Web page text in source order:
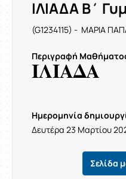
ΙΛΙΑΔΑ Β΄
(G1234115) - ΜΑΡΙΑ
Περιγραφή
ΙΛΙΑΔΑ
Ημερομηνία
Δευτέρα 23 Μαρτίου
Σελίδα